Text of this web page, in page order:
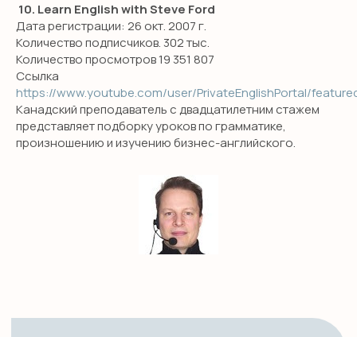
10. Learn English with Steve Ford
Дата регистрации: 26 окт. 2007 г.
Количество подписчиков. 302 тыс.
Количество просмотров 19 351 807
Ссылка
https://www.youtube.com/user/PrivateEnglishPortal/
Канадский преподаватель с двадцатилетним стажем
представляет подборку уроков по грамматике,
произношению и изучению бизнес-английского.
Оферта
*Компания Meta, которой принадлежит
Instagram, признана экстремистской
организацией в РФ.
Work with us